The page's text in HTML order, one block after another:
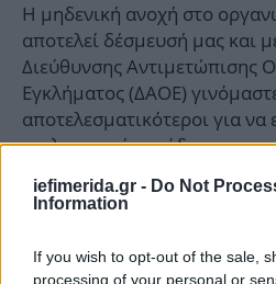
iefimerida.gr - Do Not
Information
If you wish to opt-out of the sale,
processing of your personal or
Η μηδενική ανοχή στο
αποτελεί δέσμευσή μας και
Διεύθυνσης Αντιμετώπισης
Εγκλήματος (ΔΑΟΕ)
αποτελεσματικότεροι για
εγκληματικές ομάδες που
κρατικούς θεσμούς, αλλά